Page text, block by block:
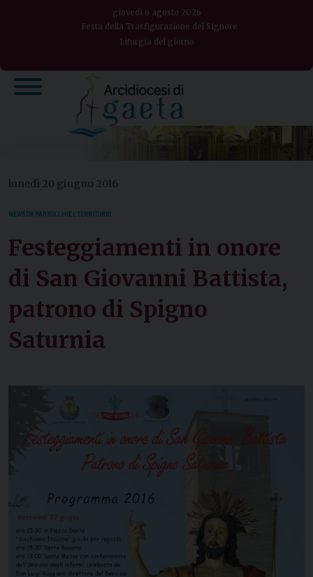
giovedì 6 agosto 2026
Festa della Trasfigurazione del Signore
Liturgia del giorno
lunedì 20 giugno 2016
NEWS DA PARROCCHIE E TERRITORIO
Festeggiamenti in onore
di San Giovanni Battista,
patrono di Spigno
Saturnia